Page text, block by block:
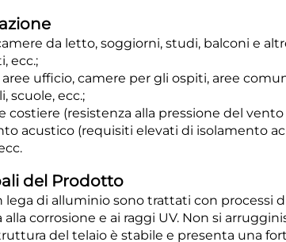
da letto, soggiorni, studi, balconi e
ecc.;
ufficio, camere per gli ospiti, aree
scuole, ecc.;
costiere (resistenza alla pressione del
acustico (requisiti elevati di isolamento
del Prodotto
lega di alluminio sono trattati con processi
corrosione e ai raggi UV. Non si
del telaio è stabile e presenta una